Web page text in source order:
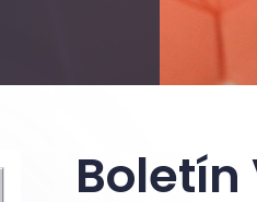
Boletín